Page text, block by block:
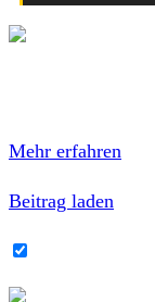
Mehr erfahren
Beitrag laden